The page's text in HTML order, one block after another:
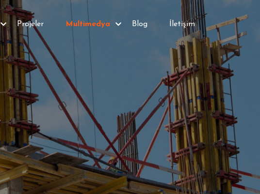
Projeler Multimedya Blog İletişim